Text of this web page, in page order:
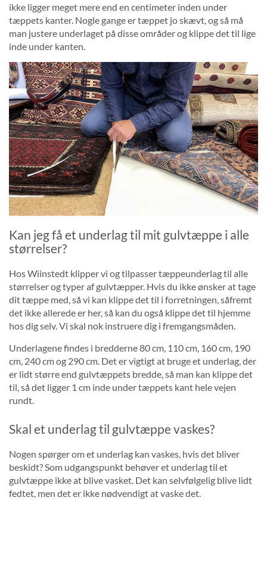
ikke ligger meget mere end en centimeter inden under
tæppets kanter. Nogle gange er tæppet jo skævt, og så må
man justere underlaget på disse områder og klippe det til lige
inde under kanten.
Kan jeg få et underlag til mit gulvtæppe i alle
størrelser?
Hos Wiinstedt klipper vi og tilpasser tæppeunderlag til alle
størrelser og typer af gulvtæpper. Hvis du ikke ønsker at tage
dit tæppe med, så vi kan klippe det til i forretningen, såfremt
det ikke allerede er her, så kan du også klippe det til hjemme
hos dig selv. Vi skal nok instruere dig i fremgangsmåden.
Underlagene findes i bredderne 80 cm, 110 cm, 160 cm, 190
cm, 240 cm og 290 cm. Det er vigtigt at bruge et underlag, der
er lidt større end gulvtæppets bredde, så man kan klippe det
til, så det ligger 1 cm inde under tæppets kant hele vejen
rundt.
Skal et underlag til gulvtæppe vaskes?
Nogen spørger om et underlag kan vaskes, hvis det bliver
beskidt? Som udgangspunkt behøver et underlag til et
gulvtæppe ikke at blive vasket. Det kan selvfølgelig blive lidt
fedtet, men det er ikke nødvendigt at vaske det.